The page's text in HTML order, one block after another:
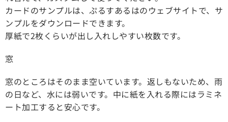
カードのサンプルは、ぷるすあるはのウェブサイトで、サ
ンプルをダウンロードできます。
厚紙で2枚くらいが出し入れしやすい枚数です。
窓
窓のところはそのまま空いています。返しもないため、雨
の日など、水には弱いです。中に紙を入れる際にはラミネ
ート加工すると安心です。